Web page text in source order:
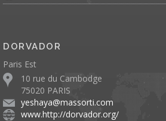
DORVADOR
Paris Est
10 rue du Cambodge
75020 PARIS
yeshaya@massorti.com
www.http://dorvador.org/